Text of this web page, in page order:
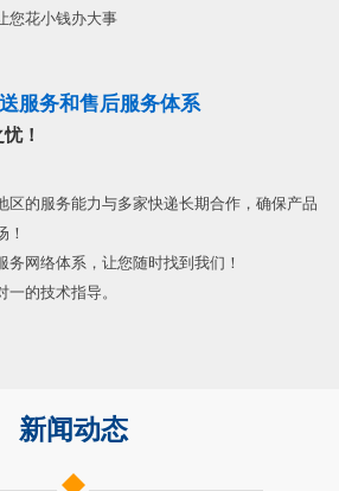
您花小钱办大事
服务和售后服务体系
！
区的服务能力与多家快递长期合作，确保产品
！
务网络体系，让您随时找到我们！
的技术指导。
新闻动态